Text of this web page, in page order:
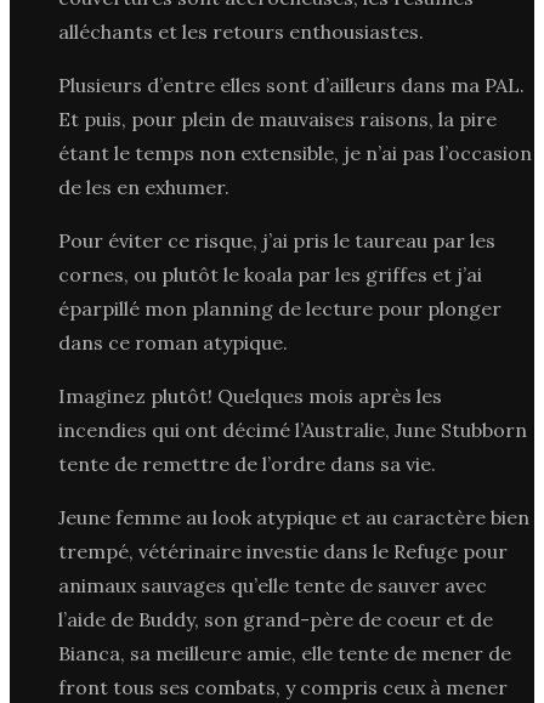
alléchants et les retours enthousiastes.
Plusieurs d’entre elles sont d’ailleurs dans ma PAL.
Et puis, pour plein de mauvaises raisons, la pire
étant le temps non extensible, je n’ai pas l’occasion
de les en exhumer.
Pour éviter ce risque, j’ai pris le taureau par les
cornes, ou plutôt le koala par les griffes et j’ai
éparpillé mon planning de lecture pour plonger
dans ce roman atypique.
Imaginez plutôt! Quelques mois après les
incendies qui ont décimé l’Australie, June Stubborn
tente de remettre de l’ordre dans sa vie.
Jeune femme au look atypique et au caractère bien
trempé, vétérinaire investie dans le Refuge pour
animaux sauvages qu’elle tente de sauver avec
l’aide de Buddy, son grand-père de coeur et de
Bianca, sa meilleure amie, elle tente de mener de
front tous ses combats, y compris ceux à mener